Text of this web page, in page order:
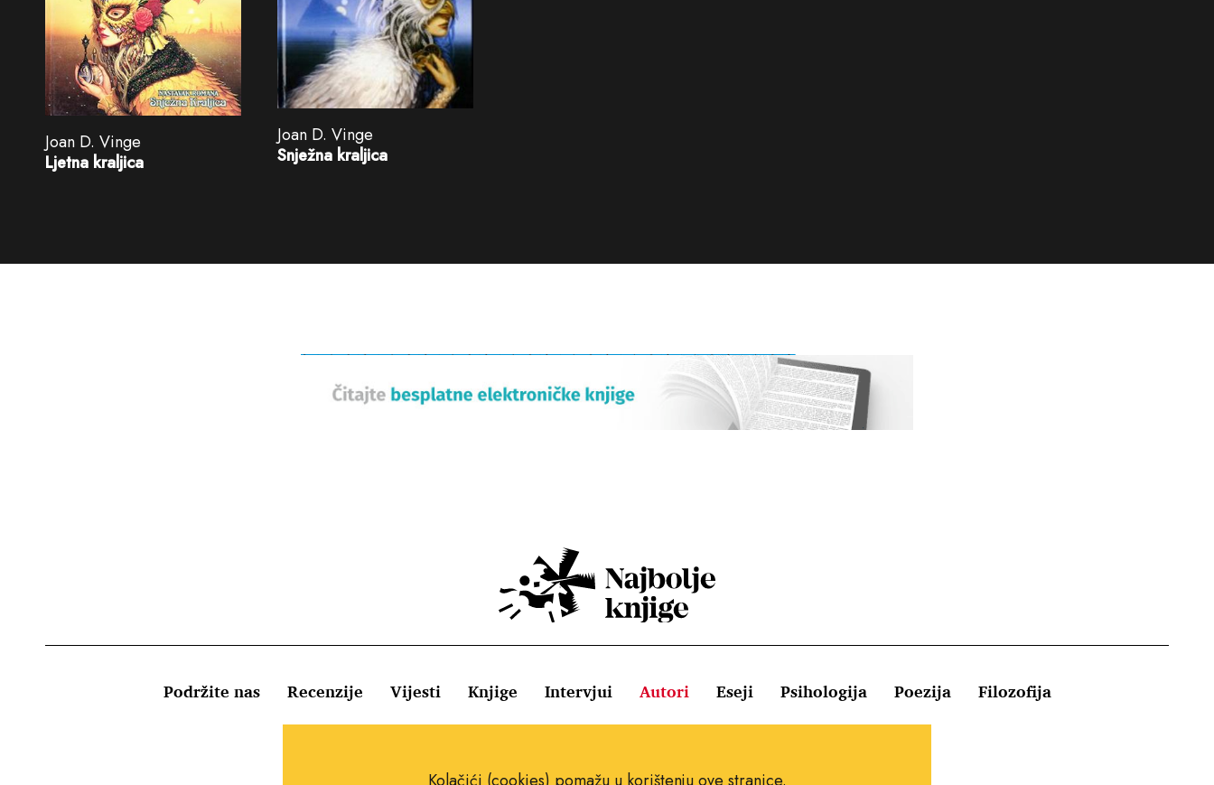
Joan D. Vinge
Ljetna kraljica
Joan D. Vinge
Snježna kraljica
Podržite nas Recenzije Vijesti Knjige Intervjui Autori Eseji Psihologija Poezija Filozofija